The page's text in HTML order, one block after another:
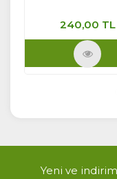
240,00 TL
Yeni ve